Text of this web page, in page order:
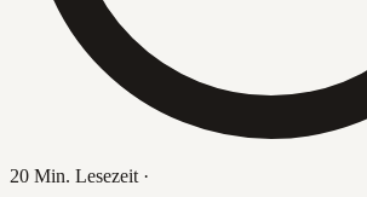
20 Min. Lesezeit ·